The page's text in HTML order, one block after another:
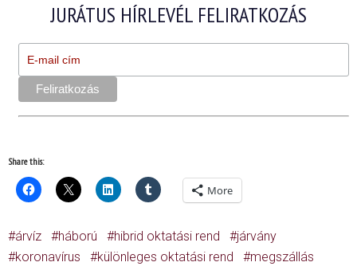
JURÁTUS HÍRLEVÉL FELIRATKOZÁS
Share this:
More
árvíz háború hibrid oktatási rend
járvány
koronavírus
különleges oktatási rend
megszállás